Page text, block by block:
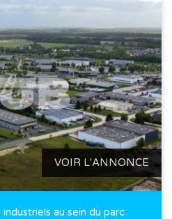
VOIR L'ANNONCE
au sein du parc